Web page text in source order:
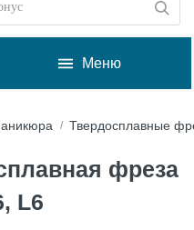
Меню
Твердосплавные
фреза
L6